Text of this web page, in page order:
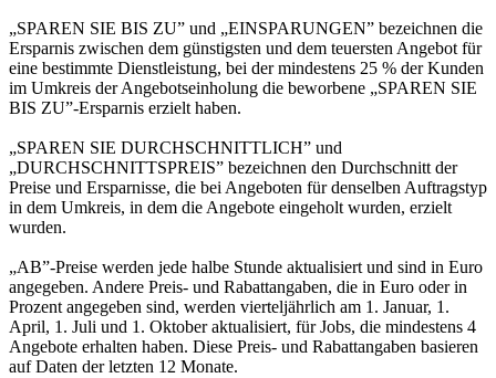
„SPAREN SIE BIS ZU” und „EINSPARUNGEN” bezeichnen die
Ersparnis zwischen dem günstigsten und dem teuersten Angebot für
eine bestimmte Dienstleistung, bei der mindestens 25 % der Kunden
im Umkreis der Angebotseinholung die beworbene „SPAREN SIE
BIS ZU”-Ersparnis erzielt haben.
„SPAREN SIE DURCHSCHNITTLICH” und
„DURCHSCHNITTSPREIS” bezeichnen den Durchschnitt der
Preise und Ersparnisse, die bei Angeboten für denselben Auftragstyp
in dem Umkreis, in dem die Angebote eingeholt wurden, erzielt
wurden.
„AB”-Preise werden jede halbe Stunde aktualisiert und sind in Euro
angegeben. Andere Preis- und Rabattangaben, die in Euro oder in
Prozent angegeben sind, werden vierteljährlich am 1. Januar, 1.
April, 1. Juli und 1. Oktober aktualisiert, für Jobs, die mindestens 4
Angebote erhalten haben. Diese Preis- und Rabattangaben basieren
auf Daten der letzten 12 Monate.